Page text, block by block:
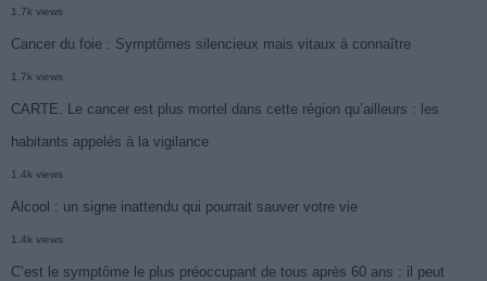
1.7k views
Cancer du foie : Symptômes silencieux mais vitaux à connaître
1.7k views
CARTE. Le cancer est plus mortel dans cette région qu’ailleurs : les
habitants appelés à la vigilance
1.4k views
Alcool : un signe inattendu qui pourrait sauver votre vie
1.4k views
C’est le symptôme le plus préoccupant de tous après 60 ans : il peut